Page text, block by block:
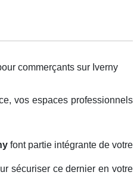
commerçants sur Iverny
vos espaces professionnels
font partie intégrante de votre
sécuriser ce dernier en votre